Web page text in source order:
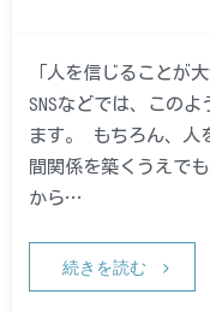
「人を信じることが
SNSなどでは、この
ます。 もちろん、人
間関係を築くうえで
から…
続きを読む